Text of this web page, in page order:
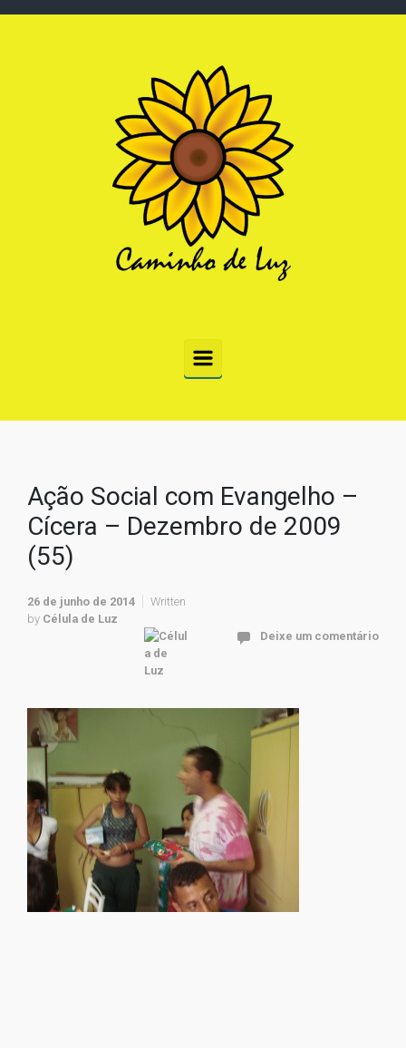
Ação Social com Evangelho –
Cícera – Dezembro de 2009
(55)
26 de junho de 2014
Written
by Célula de Luz
Deixe um comentário